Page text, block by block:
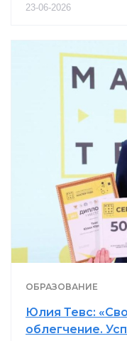
23-06-2026
ОБРАЗОВАНИЕ
Юлия Тевс:
облегчение.